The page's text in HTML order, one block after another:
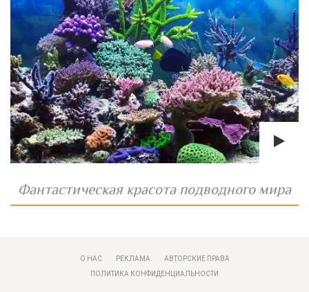
Фантастическая красота подводного мира
О НАС РЕКЛАМА
АВТОРСКИЕ ПРАВА
ПОЛИТИКА КОНФИДЕНЦИАЛЬНОСТИ